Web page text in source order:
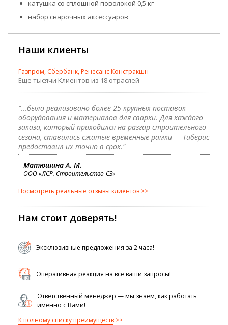
катушка со сплошной поволокой 0,5 кг
набор сварочных аксессуаров
Наши клиенты
Газпром, Сбербанк, Ренесанс Констракшн
Еще тысячи Клиентов из 18 отраслей
"...было реализовано более 25 крупных поставок
оборудования и материалов для сварки. Для каждого
заказа, который приходился на разгар строительного
сезона, ставились сжатые временные рамки — Тиберис
предоставил их точно в срок."
Матюшина А. М.
ООО «ЛСР. Строительство-СЗ»
Посмотреть реальные отзывы клиентов
Нам стоит доверять!
Эксклюзивные предложения за 2 часа!
Оперативная реакция на все ваши запросы!
Ответственный менеджер — мы знаем, как работать
именно с Вами!
К полному списку преимуществ